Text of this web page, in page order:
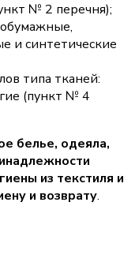
№ 2 перечня);
и синтетические
типа тканей:
(пункт № 4
белье, одеяла,
из текстиля и
и возврату.